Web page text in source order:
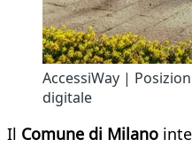
AccessiWay |
digitale
Il Comune di Milano